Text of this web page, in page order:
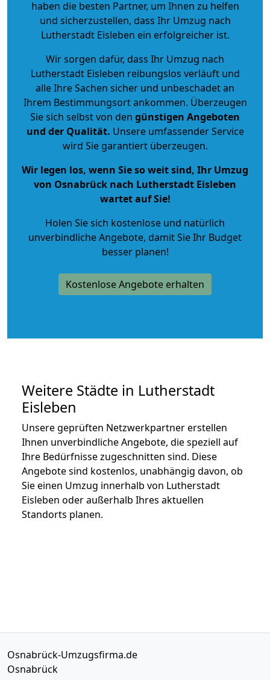
haben die besten Partner, um Ihnen zu helfen
und sicherzustellen, dass Ihr Umzug nach
Lutherstadt Eisleben ein erfolgreicher ist.
Wir sorgen dafür, dass Ihr Umzug nach
Lutherstadt Eisleben reibungslos verläuft und
alle Ihre Sachen sicher und unbeschadet an
Ihrem Bestimmungsort ankommen. Überzeugen
Sie sich selbst von den günstigen Angeboten
und der Qualität. Unsere umfassender Service
wird Sie garantiert überzeugen.
Wir legen los, wenn Sie so weit sind, Ihr Umzug
von Osnabrück nach Lutherstadt Eisleben
wartet auf Sie!
Holen Sie sich kostenlose und natürlich
unverbindliche Angebote, damit Sie Ihr Budget
besser planen!
Kostenlose Angebote erhalten
Weitere Städte in Lutherstadt
Eisleben
Unsere geprüften Netzwerkpartner erstellen
Ihnen unverbindliche Angebote, die speziell auf
Ihre Bedürfnisse zugeschnitten sind. Diese
Angebote sind kostenlos, unabhängig davon, ob
Sie einen Umzug innerhalb von Lutherstadt
Eisleben oder außerhalb Ihres aktuellen
Standorts planen.
Osnabrück-Umzugsfirma.de
Osnabrück